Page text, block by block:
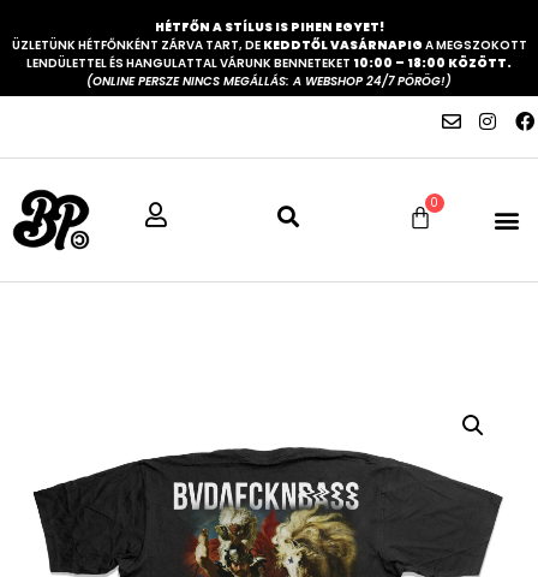
HÉTFŐN A STÍLUS IS PIHEN EGYET!
ÜZLETÜNK HÉTFŐNKÉNT ZÁRVA TART, DE KEDDTŐL VASÁRNAPIG A MEGSZOKOTT
LENDÜLETTEL ÉS HANGULATTAL VÁRUNK BENNETEKET 10:00 – 18:00 KÖZÖTT.
(ONLINE PERSZE NINCS MEGÁLLÁS: A WEBSHOP 24/7 PÖRÖG!)
0